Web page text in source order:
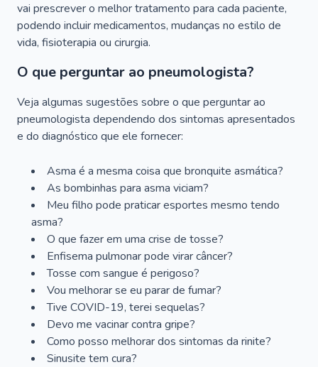
vai prescrever o melhor tratamento para cada paciente,
podendo incluir medicamentos, mudanças no estilo de
vida, fisioterapia ou cirurgia.
O que perguntar ao pneumologista?
Veja algumas sugestões sobre o que perguntar ao
pneumologista dependendo dos sintomas apresentados
e do diagnóstico que ele fornecer:
Asma é a mesma coisa que bronquite asmática?
As bombinhas para asma viciam?
Meu filho pode praticar esportes mesmo tendo
asma?
O que fazer em uma crise de tosse?
Enfisema pulmonar pode virar câncer?
Tosse com sangue é perigoso?
Vou melhorar se eu parar de fumar?
Tive COVID-19, terei sequelas?
Devo me vacinar contra gripe?
Como posso melhorar dos sintomas da rinite?
Sinusite tem cura?